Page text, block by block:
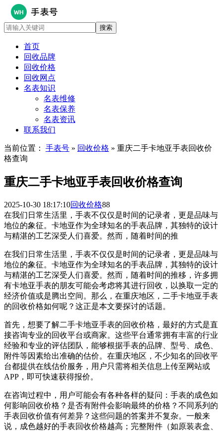
首页
回收品牌
回收价格
回收网点
名表知识
名表维修
名表保养
名表资讯
联系我们
当前位置： 手表号 » 回收价格 » 重庆二手卡地亚手表回收价
格查询
重庆二手卡地亚手表回收价格查询
2025-10-30 18:17:10回收价格88
在我们日常生活里，手表不仅仅是时间的记录者，更是品味与
地位的象征。卡地亚作为全球知名的手表品牌，其独特的设计
与精湛的工艺深受人们喜爱。然而，随着时间的推
在我们日常生活里，手表不仅仅是时间的记录者，更是品味与
地位的象征。卡地亚作为全球知名的手表品牌，其独特的设计
与精湛的工艺深受人们喜爱。然而，随着时间的推移，许多拥
有卡地亚手表的朋友可能会考虑将其进行回收，以换取一定的
经济价值或是腾出空间。那么，在重庆地区，二手卡地亚手表
的回收价格如何呢？这正是本文要探讨的话题。
首先，想要了解二手卡地亚手表的回收价格，最好的方式是直
接咨询专业的回收平台或商家。这些平台通常拥有丰富的行业
经验和专业的评估团队，能够根据手表的品牌、型号、成色、
附件等因素给出准确的估价。在重庆地区，不少知名的回收平
台都提供在线估价服务，用户只需将相关信息上传至网站或
APP，即可快速获得报价。
在咨询过程中，用户可能会有各种各样的疑问：手表的成色如
何影响回收价格？是否有附件会影响最终的价格？不同系列的
手表回收价值有何差异？这些问题的答案并不复杂。一般来
说，成色越好的手表回收价格越高；完整附件（如原装表盒、